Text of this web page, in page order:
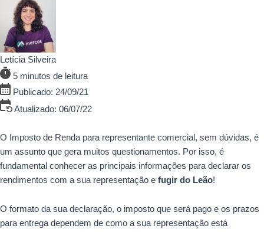
Letícia Silveira
5 minutos de leitura
Publicado: 24/09/21
Atualizado: 06/07/22
O Imposto de Renda para representante comercial, sem dúvidas, é
um assunto que gera muitos questionamentos. Por isso, é
fundamental conhecer as principais informações para declarar os
rendimentos com a sua representação e fugir do Leão!
O formato da sua declaração, o imposto que será pago e os prazos
para entrega dependem de como a sua representação está